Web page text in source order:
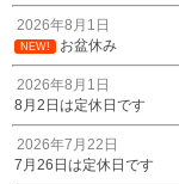
2026年8月1日
NEW! お盆休み
2026年8月1日
8月2日は定休日です
2026年7月22日
7月26日は定休日です